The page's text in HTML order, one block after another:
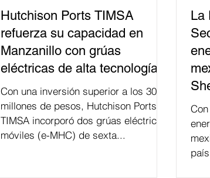
Hutchison Ports TIMSA
refuerza su capacidad en
Manzanillo con grúas
eléctricas de alta tecnología
Con una inversión superior a los 300
millones de pesos, Hutchison Ports
TIMSA incorporó dos grúas eléctricas
móviles (e-MHC) de sexta...
La